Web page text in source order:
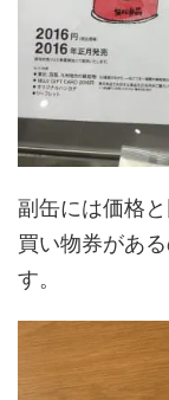
副缶には価格
買い物券があ
す。